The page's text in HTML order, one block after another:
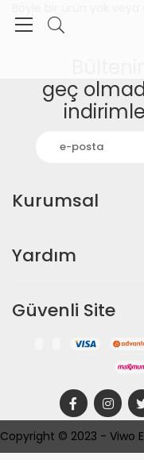
geç
Kurumsal
Yardım
Güvenli Site
Copyright © 2023 - Viwo